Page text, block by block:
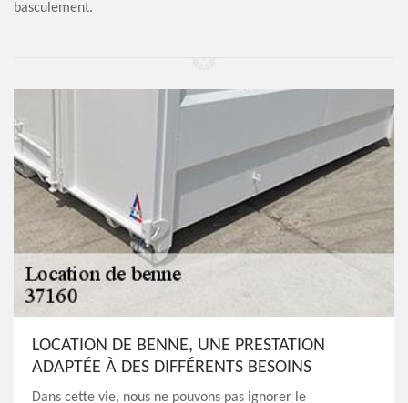
basculement.
LOCATION DE BENNE, UNE PRESTATION
ADAPTÉE À DES DIFFÉRENTS BESOINS
Dans cette vie, nous ne pouvons pas ignorer le